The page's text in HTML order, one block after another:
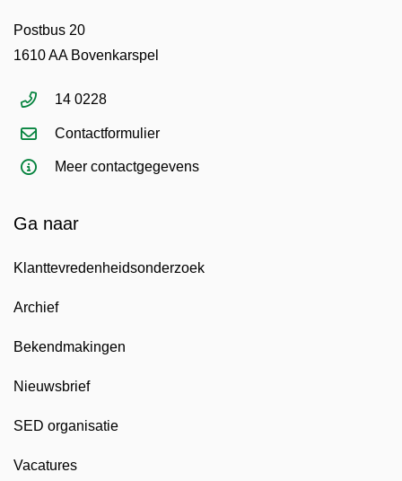
Postbus 20
1610 AA Bovenkarspel
14 0228
Contactformulier
Meer contactgegevens
Ga naar
Klanttevredenheidsonderzoek
Archief
Bekendmakingen
Nieuwsbrief
SED organisatie
Vacatures